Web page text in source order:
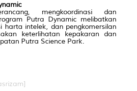
mengkoordinasi dan
Putra Dynamic melibatkan
harta intelek, dan pengkomersilan
keterlihatan kepakaran dan
Putra Science Park.